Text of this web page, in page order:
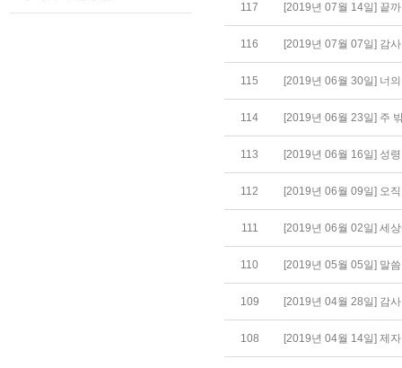
117 [2019년 07월 14일] 끝
116 [2019년 07월 07일] 감
115 [2019년 06월 30일] 너
114 [2019년 06월 23일] 주
113 [2019년 06월 16일] 성
112 [2019년 06월 09일] 오
111 [2019년 06월 02일] 세
110 [2019년 05월 05일] 말
109 [2019년 04월 28일] 감
108 [2019년 04월 14일] 제